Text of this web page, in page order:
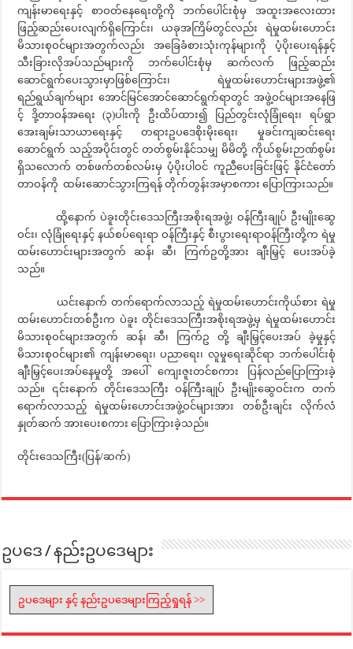
ကျန်းမာရေးနှင့် စာဝတ်နေရေးတို့ကို ဘက်ပေါင်းစုံမှ အထူးအလေးထား
ဖြည့်ဆည်းပေးလျက်ရှိကြောင်း၊ ယခုအကြိမ်တွင်လည်း ရဲမှုထမ်းဟောင်း
မိသားစုဝင်များအတွက်လည်း အခြေခံစားသုံးကုန်များကို ပံ့ပိုးပေးရန်နှင့်
သီးခြားလိုအပ်သည်များကို ဘက်ပေါင်းစုံမှ ဆက်လက် ဖြည့်ဆည်း
ဆောင်ရွက်ပေးသွားမှာဖြစ်ကြောင်း၊ ရဲမှုထမ်းဟောင်းများအဖွဲ့၏
ရည်ရွယ်ချက်များ အောင်မြင်အောင်ဆောင်ရွက်ရာတွင် အဖွဲ့ဝင်များအနေဖြ
င့် ဒို့တာဝန်အရေး (၃)ပါးကို ဦးထိပ်ထား၍ ပြည်တွင်းလုံခြုံရေး၊ ရပ်ရွာ
အေးချမ်းသာယာရေးနှင့် တရားဥပဒေစိုးမိုးရေး၊ မှုခင်းကျဆင်းရေး
ဆောင်ရွက် သည့်အပိုင်းတွင် တတ်စွမ်းနိုင်သမျှ မိမိတို့ ကိုယ်စွမ်းဉာဏ်စွမ်း
ရှိသလောက် တစ်ဖက်တစ်လမ်းမှ ပံ့ပိုးပါဝင် ကူညီပေးခြင်းဖြင့် နိုင်ငံတော်
တာဝန်ကို ထမ်းဆောင်သွားကြရန် တိုက်တွန်းအမှာစကား ပြောကြားသည်။
ထို့နောက် ပဲခူးတိုင်းဒေသကြီးအစိုးရအဖွဲ့၊ ဝန်ကြီးချုပ် ဦးမျိုးဆွေ
ဝင်း၊ လုံခြုံရေးနှင့် နယ်စပ်ရေးရာ ဝန်ကြီးနှင့် စီးပွားရေးရာဝန်ကြီးတို့က ရဲမှု
ထမ်းဟောင်းများအတွက် ဆန်၊ ဆီ၊ ကြက်ဥတို့အား ချီးမြှင့် ပေးအပ်ခဲ့
သည်။
ယင်းနောက် တက်ရောက်လာသည့် ရဲမှုထမ်းဟောင်းကိုယ်စား ရဲမှု
ထမ်းဟောင်းတစ်ဦးက ပဲခူး တိုင်းဒေသကြီးအစိုးရအဖွဲ့မှ ရဲမှုထမ်းဟောင်း
မိသားစုဝင်များအတွက် ဆန်၊ ဆီ၊ ကြက်ဥ တို့ ချီးမြှင့်ပေးအပ် ခဲ့မှုနှင့်
မိသားစုဝင်များ၏ ကျန်းမာရေး၊ ပညာရေး၊ လူမှုရေးဆိုင်ရာ ဘက်ပေါင်းစုံ
ချီးမြှင့်ပေးအပ်နေမှုတို့ အပေါ် ကျေးဇူးတင်စကား ပြန်လည်ပြောကြားခဲ့
သည်။ ၎င်းနောက် တိုင်းဒေသကြီး ဝန်ကြီးချုပ် ဦးမျိုးဆွေဝင်းက တက်
ရောက်လာသည့် ရဲမှုထမ်းဟောင်းအဖွဲ့ဝင်များအား တစ်ဦးချင်း လိုက်လံ
နှုတ်ဆက် အားပေးစကား ပြောကြားခဲ့သည်။
တိုင်းဒေသကြီး(ပြန်/ဆက်)
ဥပဒေ / နည်းဥပဒေများ
ဥပဒေများ နှင့် နည်းဥပဒေများကြည့်ရှုရန် >>